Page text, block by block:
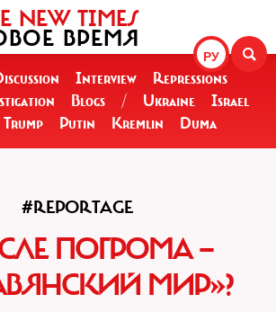
РУ
NEW TIMES
ВРЕМЯ
Interview
Repressions
Blogs / Ukraine
Israel
Trump Putin Kremlin Duma
#REPORTAGE
ПОГРОМА —
МИР»?